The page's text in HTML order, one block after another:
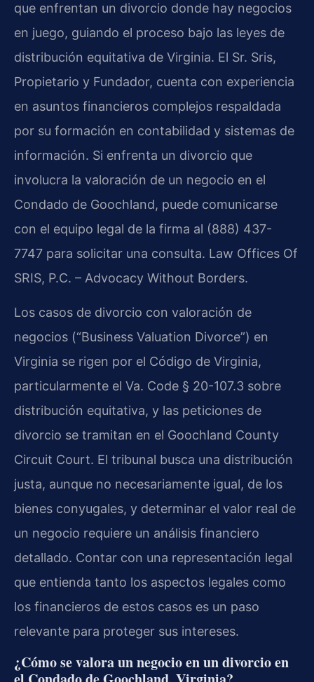
que enfrentan un divorcio donde hay negocios
en juego, guiando el proceso bajo las leyes de
distribución equitativa de Virginia. El Sr. Sris,
Propietario y Fundador, cuenta con experiencia
en asuntos financieros complejos respaldada
por su formación en contabilidad y sistemas de
información. Si enfrenta un divorcio que
involucra la valoración de un negocio en el
Condado de Goochland, puede comunicarse
con el equipo legal de la firma al (888) 437-
7747 para solicitar una consulta. Law Offices Of
SRIS, P.C. – Advocacy Without Borders.
Los casos de divorcio con valoración de
negocios (“Business Valuation Divorce”) en
Virginia se rigen por el Código de Virginia,
particularmente el Va. Code § 20-107.3 sobre
distribución equitativa, y las peticiones de
divorcio se tramitan en el Goochland County
Circuit Court. El tribunal busca una distribución
justa, aunque no necesariamente igual, de los
bienes conyugales, y determinar el valor real de
un negocio requiere un análisis financiero
detallado. Contar con una representación legal
que entienda tanto los aspectos legales como
los financieros de estos casos es un paso
relevante para proteger sus intereses.
¿Cómo se valora un negocio en un divorcio en